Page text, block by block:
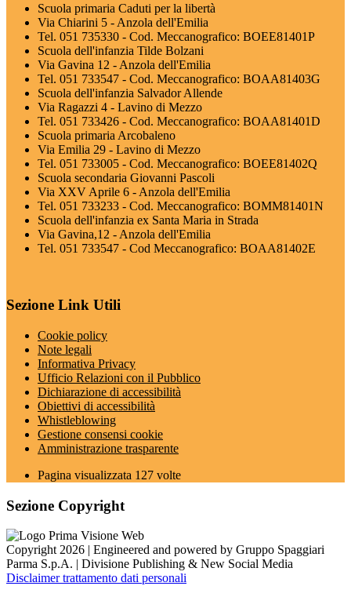
Scuola primaria Caduti per la libertà
Via Chiarini 5 - Anzola dell'Emilia
Tel. 051 735330 - Cod. Meccanografico: BOEE81401P
Scuola dell'infanzia Tilde Bolzani
Via Gavina 12 - Anzola dell'Emilia
Tel. 051 733547 - Cod. Meccanografico: BOAA81403G
Scuola dell'infanzia Salvador Allende
Via Ragazzi 4 - Lavino di Mezzo
Tel. 051 733426 - Cod. Meccanografico: BOAA81401D
Scuola primaria Arcobaleno
Via Emilia 29 - Lavino di Mezzo
Tel. 051 733005 - Cod. Meccanografico: BOEE81402Q
Scuola secondaria Giovanni Pascoli
Via XXV Aprile 6 - Anzola dell'Emilia
Tel. 051 733233 - Cod. Meccanografico: BOMM81401N
Scuola dell'infanzia ex Santa Maria in Strada
Via Gavina,12 - Anzola dell'Emilia
Tel. 051 733547 - Cod Meccanografico: BOAA81402E
Sezione Link Utili
Cookie policy
Note legali
Informativa Privacy
Ufficio Relazioni con il Pubblico
Dichiarazione di accessibilità
Obiettivi di accessibilità
Whistleblowing
Gestione consensi cookie
Amministrazione trasparente
Pagina visualizzata 127 volte
Sezione Copyright
Copyright 2026 | Engineered and powered by Gruppo Spaggiari
Parma S.p.A. | Divisione Publishing & New Social Media
Disclaimer trattamento dati personali